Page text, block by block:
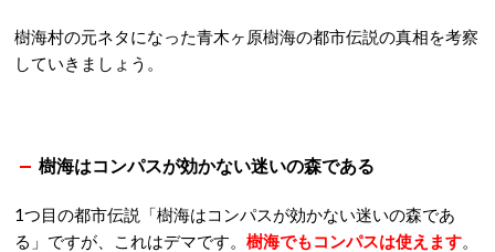
樹海村の元ネタになった青木ヶ原樹海の都市伝説の真相を考察
していきましょう。
樹海はコンパスが効かない迷いの森である
1つ目の都市伝説「樹海はコンパスが効かない迷いの森であ
る」ですが、これはデマです。 樹海でもコンパスは使えます。